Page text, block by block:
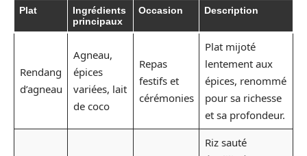
Plat
Ingrédients
principaux
Occasion Description
Rendang
d’agneau
Agneau,
épices
variées, lait
de coco
Repas
festifs et
cérémonies
Plat mijoté
lentement aux
épices, renommé
pour sa richesse
et sa profondeur.
Riz sauté